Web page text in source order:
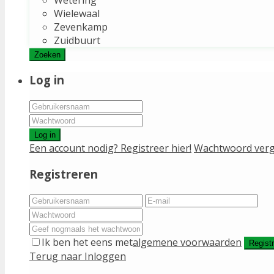
Wielewaal
Zevenkamp
Zuidbuurt
Zoeken
Log in
Log in
Een account nodig? Registreer hier! Wachtwoord
Registreren
Ik ben het eens metalgemene voorwaarden
Terug naar Inloggen